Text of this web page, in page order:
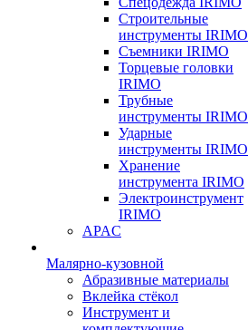
Строительные
инструменты IRIMO
Съемники IRIMO
Торцевые головки
IRIMO
Трубные
инструменты IRIMO
Ударные
инструменты IRIMO
Хранение
инструмента IRIMO
Электроинструмент
IRIMO
APAC
Малярно-кузовной
Абразивные материалы
Вклейка стёкол
Инструмент и